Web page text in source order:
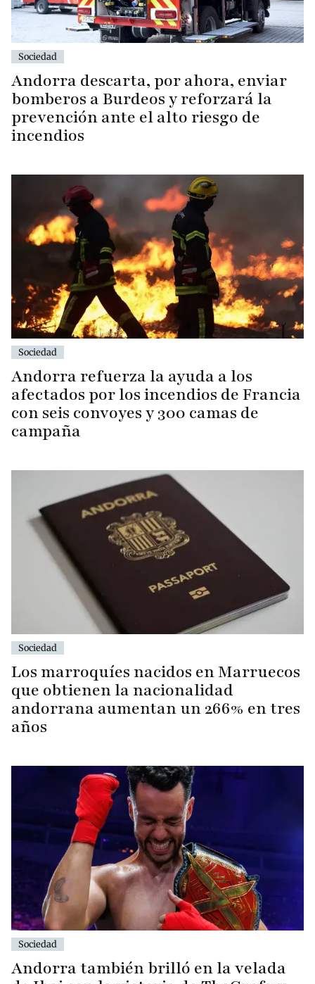
Sociedad
Andorra descarta, por ahora, enviar
bomberos a Burdeos y reforzará la
prevención ante el alto riesgo de
incendios
Sociedad
Andorra refuerza la ayuda a los
afectados por los incendios de Francia
con seis convoyes y 300 camas de
campaña
Sociedad
Los marroquíes nacidos en Marruecos
que obtienen la nacionalidad
andorrana aumentan un 266% en tres
años
Sociedad
Andorra también brilló en la velada